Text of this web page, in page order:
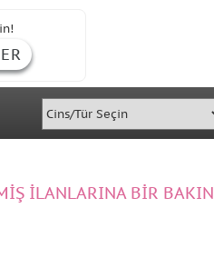
İLANLARINA BİR BAKIN